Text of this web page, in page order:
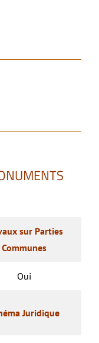
sur Parties
Communes
Oui
Juridique